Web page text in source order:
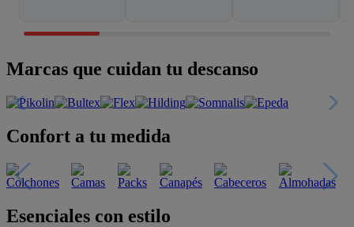
Marcas que cuidan tu descanso
Confort a tu medida
Esenciales con estilo